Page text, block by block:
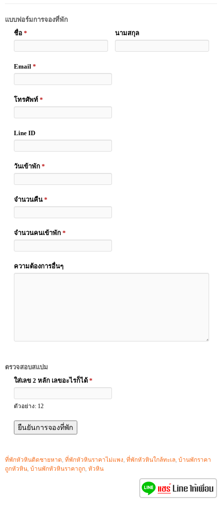
แบบฟอร์มการจองที่พัก
ชื่อ * นามสกุล
Email *
โทรศัพท์ *
Line ID
วันเข้าพัก *
จำนวนคืน *
จำนวนคนเข้าพัก *
ความต้องการอื่นๆ
ตรวจสอบสแปม
ใส่เลข 2 หลัก เลขอะไรก็ได้ *
ตัวอย่าง: 12
ที่พักหัวหินติดชายหาด, ที่พักหัวหินราคาไม่แพง, ที่พักหัวหินใกล้ทะเล, บ้านพักราคา
ถูกหัวหิน, บ้านพักหัวหินราคาถูก, หัวหิน